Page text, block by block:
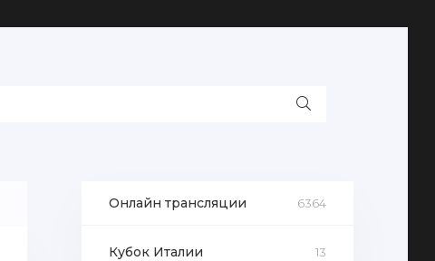
Онлайн трансляции 6364
Кубок Италии 13